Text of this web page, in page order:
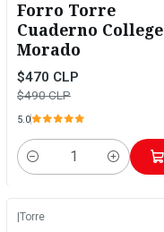
Forro Torre
Cuaderno College
Morado
$470 CLP
$490 CLP
5.0
Cantidad
|Torre